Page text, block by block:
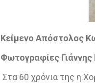
Κείμενο Απόστολος
Φωτογραφίες
Στα 60 χρόνια της η